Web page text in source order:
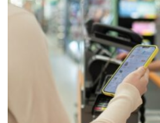
ACTUALIDAD